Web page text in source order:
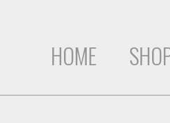
HOME